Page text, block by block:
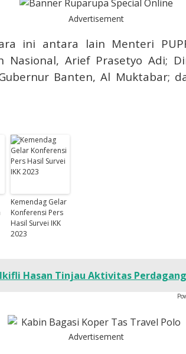
Advertisement
ini antara lain Menteri
Nasional, Arief Prasetyo Adi;
Banten, Al Muktabar;
Kemendag Gelar
Konferensi Pers
Hasil Survei IKK
2023
Hasan Tinjau Aktivitas
Advertisement